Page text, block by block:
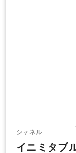
シャネル
イニミタブ